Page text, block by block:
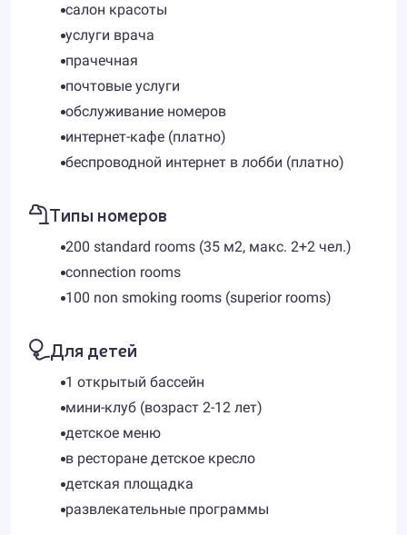
салон красоты
услуги врача
прачечная
почтовые услуги
обслуживание номеров
интернет-кафе (платно)
беспроводной интернет в лобби (платно)
Типы номеров
200 standard rooms (35 м2, макс. 2+2 чел.)
connection rooms
100 non smoking rooms (superior rooms)
Для детей
1 открытый бассейн
мини-клуб (возраст 2-12 лет)
детское меню
в ресторане детское кресло
детская площадка
развлекательные программы